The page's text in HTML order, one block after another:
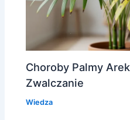
Choroby Palmy
Zwalczanie
Wiedza